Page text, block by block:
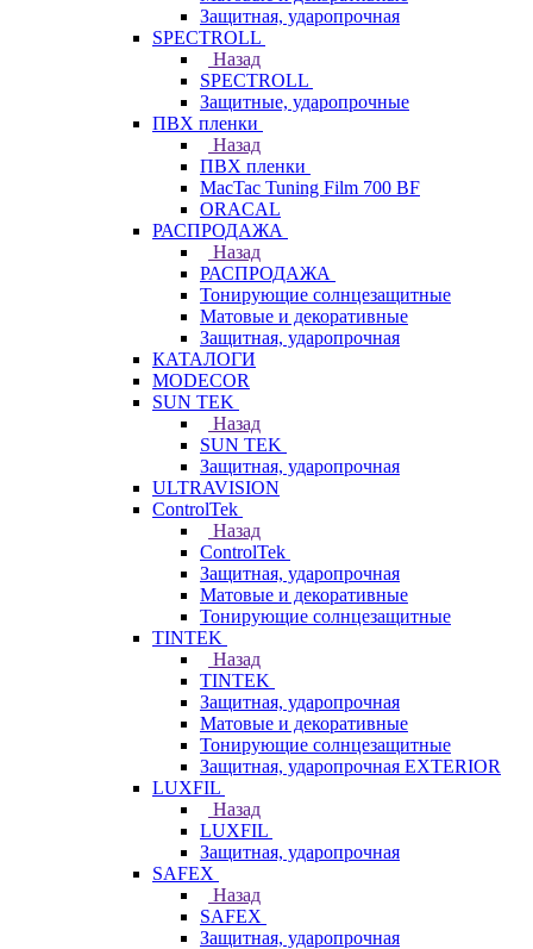
Защитная, ударопрочная
SPECTROLL
Назад
SPECTROLL
Защитные, ударопрочные
ПВХ пленки
Назад
ПВХ пленки
MacTac Tuning Film 700 BF
ORACAL
РАСПРОДАЖА
Назад
РАСПРОДАЖА
Тонирующие солнцезащитные
Матовые и декоративные
Защитная, ударопрочная
КАТАЛОГИ
MODECOR
SUN TEK
Назад
SUN TEK
Защитная, ударопрочная
ULTRAVISION
ControlTek
Назад
ControlTek
Защитная, ударопрочная
Матовые и декоративные
Тонирующие солнцезащитные
TINTEK
Назад
TINTEK
Защитная, ударопрочная
Матовые и декоративные
Тонирующие солнцезащитные
Защитная, ударопрочная EXTERIOR
LUXFIL
Назад
LUXFIL
Защитная, ударопрочная
SAFEX
Назад
SAFEX
Защитная, ударопрочная